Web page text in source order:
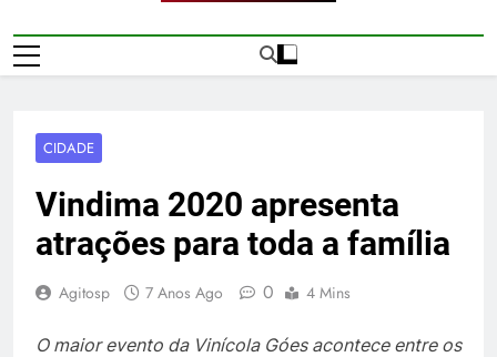
CIDADE
Vindima 2020 apresenta
atrações para toda a família
Agitosp 7 Anos Ago 0 4 Mins
O maior evento da Vinícola Góes acontece entre os